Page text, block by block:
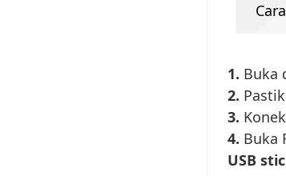
1. Buka
2.
3.
4. Buka
USB